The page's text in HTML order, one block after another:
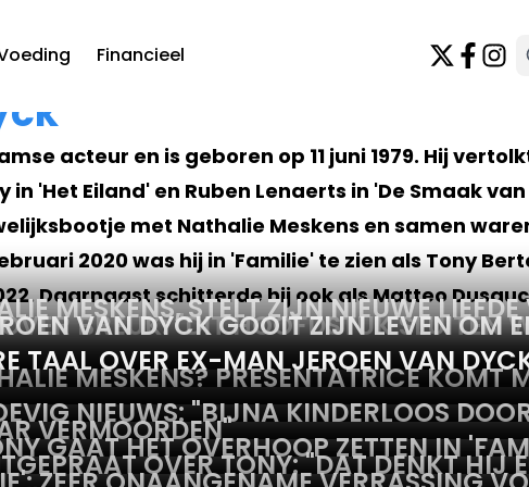
Financieel
acteur en is geboren op 11 juni 1979. Hij
'Het Eiland' en Ruben Lenaerts in 'De Smaak van
met Nathalie Meskens en samen
2020 was hij in 'Familie' te zien als Tony
Daarnaast schitterde hij ook als Matteo
BREUK: "DIT HOOFDSTUK SLUITEN
MESKENS, STELT ZIJN NIEUWE
VAN DYCK GOOIT ZIJN LEVEN OM
MESKENS? PRESENTATRICE KOMT
TAAL OVER EX-MAN JEROEN VAN
NIEUWS: "BIJNA KINDERLOOS
VERMOORDEN"
GAAT HET OVERHOOP ZETTEN IN
OVER TONY: "DAT DENKT HIJ